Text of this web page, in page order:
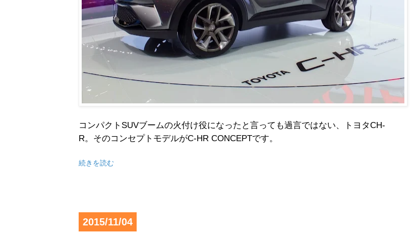
コンパクトSUVブームの火付け役になったと言っても過言ではない、トヨタCH-
R。そのコンセプトモデルがC-HR CONCEPTです。
続きを読む
2015/11/04